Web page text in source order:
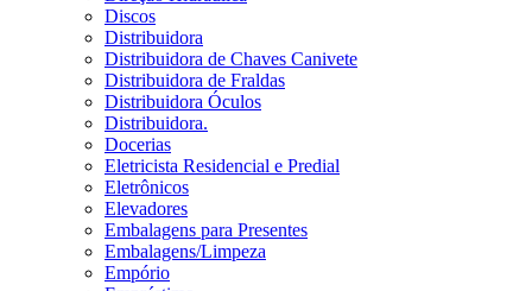
Discos
Distribuidora
Distribuidora de Chaves Canivete
Distribuidora de Fraldas
Distribuidora Óculos
Distribuidora.
Docerias
Eletricista Residencial e Predial
Eletrônicos
Elevadores
Embalagens para Presentes
Embalagens/Limpeza
Empório